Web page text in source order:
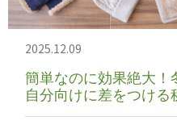
簡単なのに効果絶大
自分向けに差をつける
2025.12.09